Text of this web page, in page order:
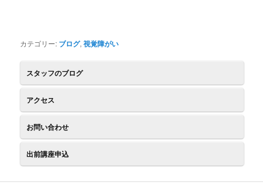
カテゴリー: ブログ,視覚障がい
スタッフのブログ
アクセス
お問い合わせ
出前講座申込